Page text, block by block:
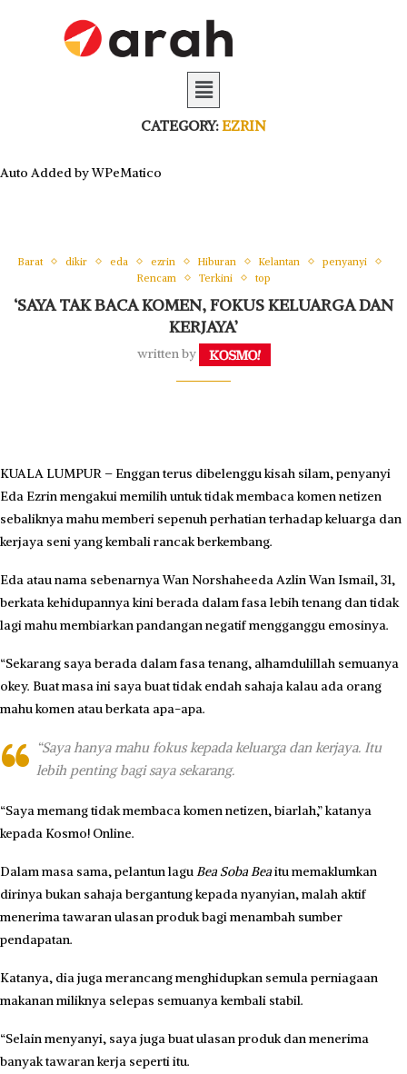
CATEGORY:EZRIN
Auto Added by WPeMatico
Barat dikir eda ezrin Hiburan Kelantan
penyanyi
Rencam
Terkini top
‘SAYA TAK BACA KOMEN, FOKUS KELUARGA DAN
KERJAYA’
written by
KUALA LUMPUR – Enggan terus dibelenggu kisah silam, penyanyi
Eda Ezrin mengakui memilih untuk tidak membaca komen netizen
sebaliknya mahu memberi sepenuh perhatian terhadap keluarga dan
kerjaya seni yang kembali rancak berkembang.
Eda atau nama sebenarnya Wan Norshaheeda Azlin Wan Ismail, 31,
berkata kehidupannya kini berada dalam fasa lebih tenang dan tidak
lagi mahu membiarkan pandangan negatif mengganggu emosinya.
“Sekarang saya berada dalam fasa tenang, alhamdulillah semuanya
okey. Buat masa ini saya buat tidak endah sahaja kalau ada orang
mahu komen atau berkata apa-apa.
“Saya hanya mahu fokus kepada keluarga dan kerjaya. Itu
lebih penting bagi saya sekarang.
“Saya memang tidak membaca komen netizen, biarlah,” katanya
kepada Kosmo! Online.
Dalam masa sama, pelantun laguBea Soba Beaitu memaklumkan
dirinya bukan sahaja bergantung kepada nyanyian, malah aktif
menerima tawaran ulasan produk bagi menambah sumber
pendapatan.
Katanya, dia juga merancang menghidupkan semula perniagaan
makanan miliknya selepas semuanya kembali stabil.
“Selain menyanyi, saya juga buat ulasan produk dan menerima
banyak tawaran kerja seperti itu.